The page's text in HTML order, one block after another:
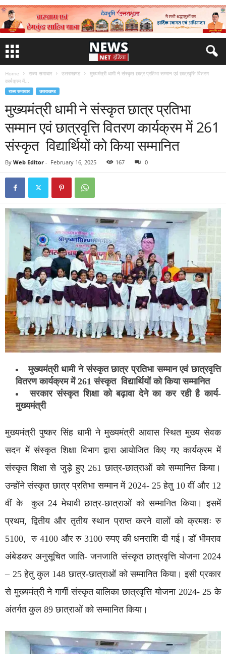
Home राज्य समाचार उत्तराखण्ड
मुख्यमंत्री धामी ने संस्कृत छात्र प्रतिभा सम्मान एवं छात्रवृत्ति वितरण
कार्यक्रम में...
राज्य समाचार उत्तराखण्ड
मुख्यमंत्री धामी ने संस्कृत छात्र प्रतिभा
सम्मान एवं छात्रवृत्ति वितरण कार्यक्रम में 261
संस्कृत विद्यार्थियों को किया सम्मानित
By Web Editor - February 16, 2025 167 0
मुख्यमंत्री धामी ने संस्कृत छात्र प्रतिभा सम्मान एवं छात्रवृत्ति
वितरण कार्यक्रम में 261 संस्कृत विद्यार्थियों को किया सम्मानित
सरकार संस्कृत शिक्षा को बढ़ावा देने का कर रही है कार्य-
मुख्यमंत्री
मुख्यमंत्री पुष्कर सिंह धामी ने मुख्यमंत्री आवास स्थित मुख्य सेवक
सदन में संस्कृत शिक्षा विभाग द्वारा आयोजित किए गए कार्यक्रम में
संस्कृत शिक्षा से जुड़े हुए 261 छात्र-छात्राओं को सम्मानित किया।
उन्होंने संस्कृत छात्र प्रतिभा सम्मान में 2024- 25 हेतु 10 वीं और 12
वीं के कुल 24 मेधावी छात्र-छात्राओं को सम्मानित किया। इसमें
प्रथम, द्वितीय और तृतीय स्थान प्राप्त करने वालों को क्रमशः रु
5100, रु 4100 और रु 3100 रुपए की धनराशि दी गई। डॉ भीमराव
अंबेडकर अनुसूचित जाति- जनजाति संस्कृत छात्रवृत्ति योजना 2024
– 25 हेतु कुल 148 छात्र-छात्राओं को सम्मानित किया। इसी प्रकार
से मुख्यमंत्री ने गार्गी संस्कृत बालिका छात्रवृत्ति योजना 2024- 25 के
अंतर्गत कुल 89 छात्राओं को सम्मानित किया।